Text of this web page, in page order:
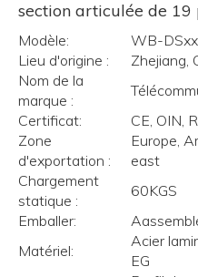
section articulée de 19
Modèle:
WB-
Lieu d'origine :
Zhejiang,
Nom de la
marque :
Certificat:
CE, OIN,
Zone
d'exportation :
Europe,
east
Chargement
statique :
60KGS
Emballer:
Matériel:
Acier
EG